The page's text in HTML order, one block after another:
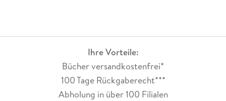
Ihre Vorteile:
Bücher versandkostenfrei*
100 Tage Rückgaberecht***
Abholung in über 100 Filialen